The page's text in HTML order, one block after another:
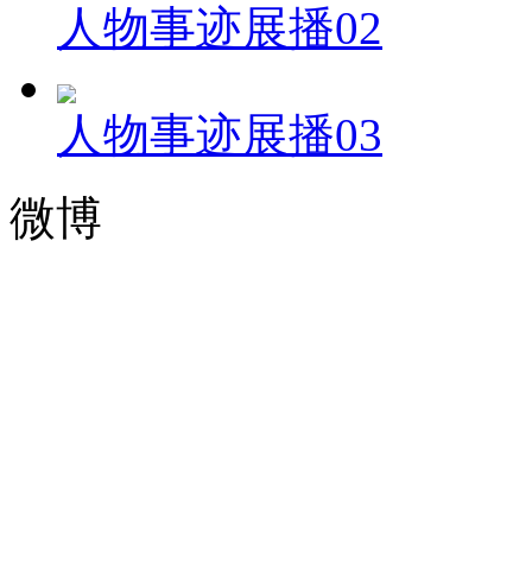
人物事迹展播02
人物事迹展播03
微博